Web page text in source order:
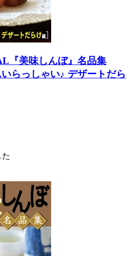
『美味しんぼ』名品集
いらっしゃい♪ デザートだら